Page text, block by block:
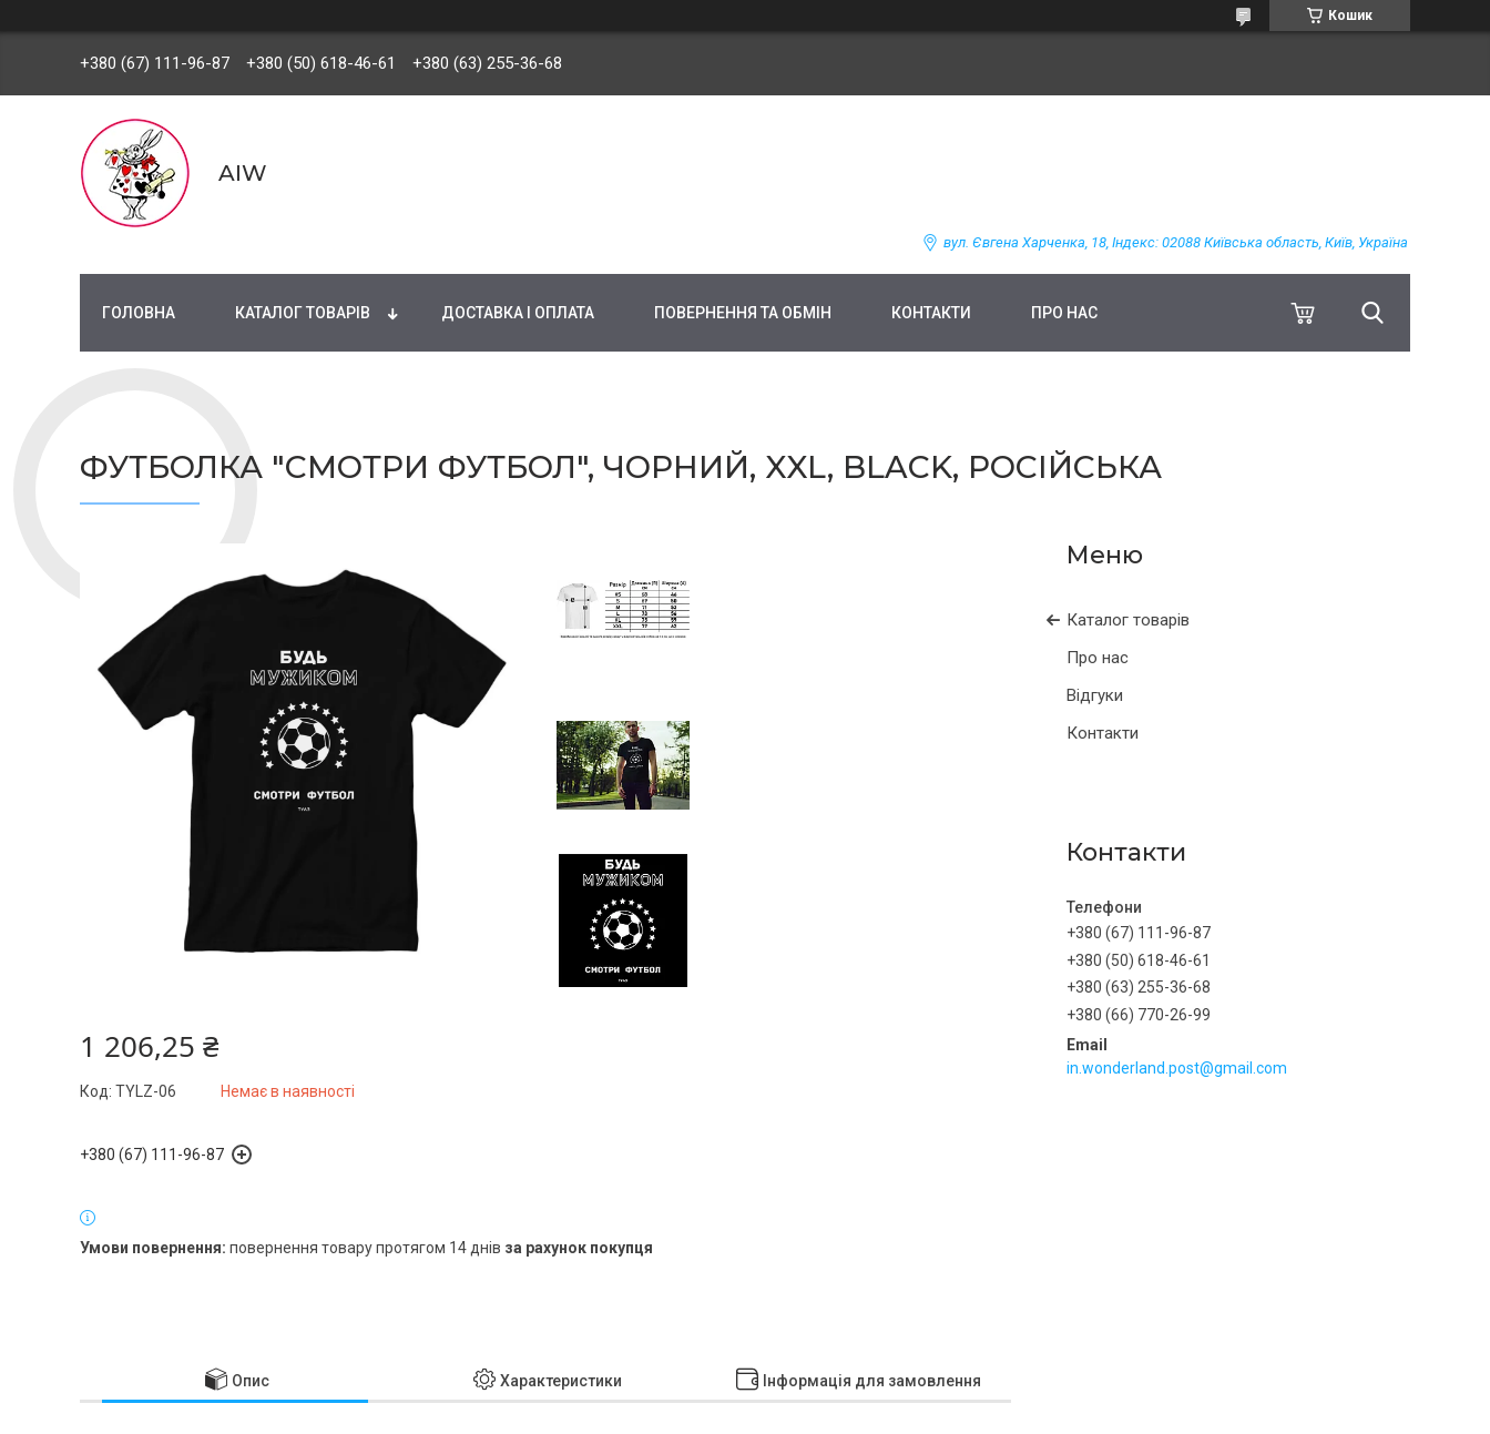
Кошик
+380 (67) 111-96-87 +380 (50) 618-46-61 +380 (63) 255-36-68
AIW
вул. Євгена Харченка, 18, Індекс: 02088 Київська область, Київ, Україна
ГОЛОВНА КАТАЛОГ ТОВАРІВ ДОСТАВКА І ОПЛАТА ПОВЕРНЕННЯ ТА ОБМІН КОНТАКТИ ПРО НАС
ФУТБОЛКА "СМОТРИ ФУТБОЛ", ЧОРНИЙ, XXL, BLACK, РОСІЙСЬКА
Каталог товарів
Про нас
Відгуки
Контакти
Контакти
+380 (67) 111-96-87
+380 (50) 618-46-61
+380 (63) 255-36-68
+380 (66) 770-26-99
in.wonderland.post@gmail.com
1 206,25 ₴
Немає в наявності
Код: TYLZ-06
+380 (67) 111-96-87
повернення товару протягом 14 днів за рахунок покупця
Опис Характеристики Інформація для замовлення